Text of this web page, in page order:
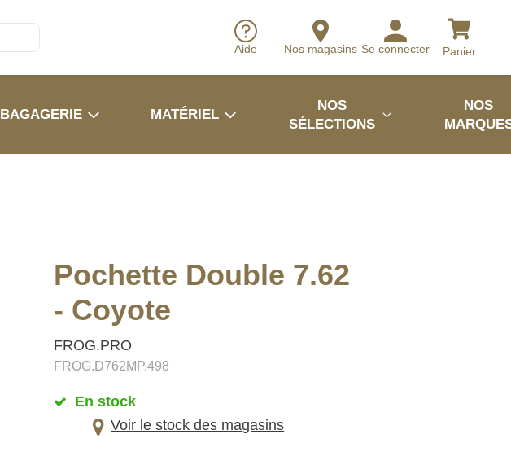
Aide Nos magasins Se connecter Panier
BAGAGERIE MATÉRIEL
NOS
SÉLECTIONS
NOS
Pochette Double 7.62
- Coyote
FROG.PRO
FROG.D762MP.498
En stock
Voir le stock des magasins